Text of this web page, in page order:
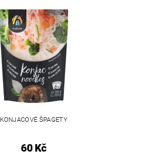
KONJACOVÉ ŠPAGETY
60 Kč